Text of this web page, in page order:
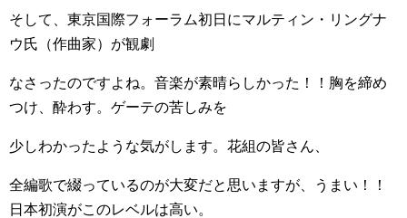
そして、東京国際フォーラム初日にマルティン・リングナ
ウ氏（作曲家）が観劇
なさったのですよね。音楽が素晴らしかった！！胸を締め
つけ、酔わす。ゲーテの苦しみを
少しわかったような気がします。花組の皆さん、
全編歌で綴っているのが大変だと思いますが、うまい！！
日本初演がこのレベルは高い。